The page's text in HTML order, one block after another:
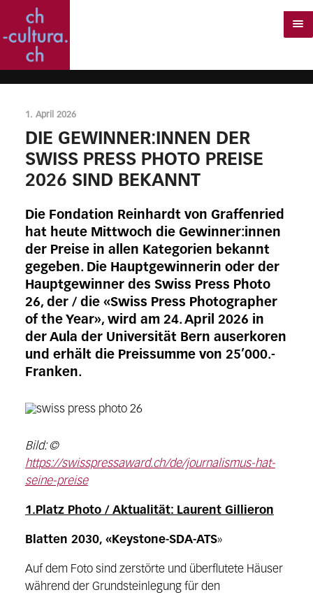
1. April 2026
DIE GEWINNER:INNEN DER
SWISS PRESS PHOTO PREISE
2026 SIND BEKANNT
Die Fondation Reinhardt von Graffenried
hat heute Mittwoch die Gewinner:innen
der Preise in allen Kategorien bekannt
gegeben. Die Hauptgewinnerin oder der
Hauptgewinner des Swiss Press Photo
26, der / die «Swiss Press Photographer
of the Year», wird am 24. April 2026 in
der Aula der Universität Bern auserkoren
und erhält die Preissumme von 25’000.-
Franken.
Bild: ©
https://swisspressaward.ch/de/journalismus-hat-
seine-preise
1.Platz Photo / Aktualität: Laurent Gillieron
Blatten 2030, «Keystone-SDA-ATS»
Auf dem Foto sind zerstörte und überflutete Häuser
während der Grundsteinlegung für den